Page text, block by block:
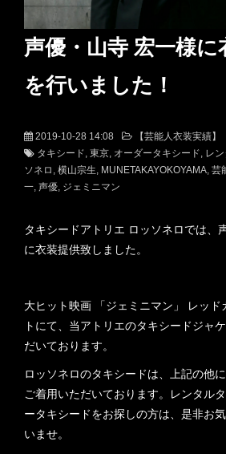
声優・山寺 宏一様に
を行いました！
2019-10-28 14:08
【芸能人衣装実績】
タキシード 東京 オーダータキシード レ
ソネロ 横山宗生 MUNETAKAYOKOYAMA 芸
一 声優 ジェミニマン
タキシードアトリエ ロッソネロでは、
に衣装提供致しました。
大ヒット映画 「ジェミニマン」 レッド
トにて、当アトリエのタキシードジャ
だいております。
ロッソネロのタキシードは、上記の他
ご着用いただいております。レンタル
ータキシードをお探しの方は、是非お
いませ。